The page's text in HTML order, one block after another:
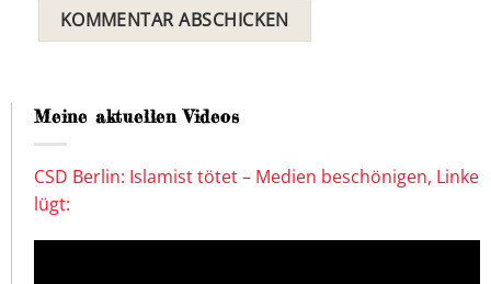
Meine aktuellen Videos
CSD Berlin: Islamist tötet – Medien beschönigen, Linke
lügt: